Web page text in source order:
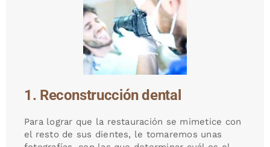
1. Reconstrucción dental
Para lograr que la restauración se mimetice con
el resto de sus dientes, le tomaremos unas